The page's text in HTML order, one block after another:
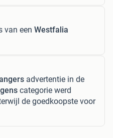
van een Westfalia
advertentie in de
categorie werd
de goedkoopste voor